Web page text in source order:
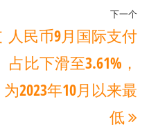
下
下一个
人民币9月国际支付
占比下滑至3.61%，
为2023年10月以来最
低